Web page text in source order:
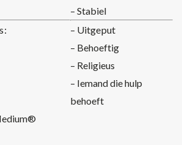
– Stabiel
– Uitgeput
– Behoeftig
– Religieus
– Iemand die hulp
behoeft